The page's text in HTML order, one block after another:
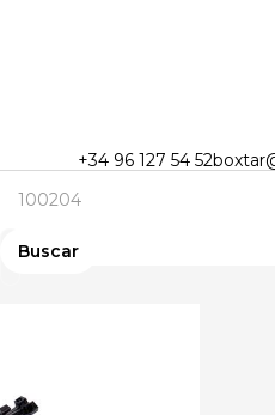
+34 96 127 54 52